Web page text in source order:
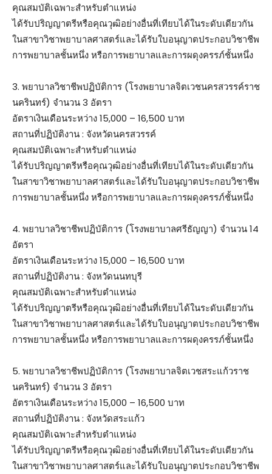
คุณสมบัติเฉพาะสำหรับตำแหน่ง
ได้รับปริญญาตรีหรือคุณวุฒิอย่างอื่นที่เทียบได้ในระดับเดียวกัน
ในสาขาวิชาพยาบาลศาสตร์และได้รับใบอนุญาตประกอบวิชาชีพ
การพยาบาลชั้นหนึ่ง หรือการพยาบาลและการผดุงครรภ์ชั้นหนึ่ง
3. พยาบาลวิชาชีพปฏิบัติการ (โรงพยาบาลจิตเวชนครสวรรค์ราช
นครินทร์) จำนวน 3 อัตรา
อัตราเงินเดือนระหว่าง 15,000 – 16,500 บาท
สถานที่ปฏิบัติงาน : จังหวัดนครสวรรค์
คุณสมบัติเฉพาะสำหรับตำแหน่ง
ได้รับปริญญาตรีหรือคุณวุฒิอย่างอื่นที่เทียบได้ในระดับเดียวกัน
ในสาขาวิชาพยาบาลศาสตร์และได้รับใบอนุญาตประกอบวิชาชีพ
การพยาบาลชั้นหนึ่ง หรือการพยาบาลและการผดุงครรภ์ชั้นหนึ่ง
4. พยาบาลวิชาชีพปฏิบัติการ (โรงพยาบาลศรีธัญญา) จำนวน 14
อัตรา
อัตราเงินเดือนระหว่าง 15,000 – 16,500 บาท
สถานที่ปฏิบัติงาน : จังหวัดนนทบุรี
คุณสมบัติเฉพาะสำหรับตำแหน่ง
ได้รับปริญญาตรีหรือคุณวุฒิอย่างอื่นที่เทียบได้ในระดับเดียวกัน
ในสาขาวิชาพยาบาลศาสตร์และได้รับใบอนุญาตประกอบวิชาชีพ
การพยาบาลชั้นหนึ่ง หรือการพยาบาลและการผดุงครรภ์ชั้นหนึ่ง
5. พยาบาลวิชาชีพปฏิบัติการ (โรงพยาบาลจิตเวชสระแก้วราช
นครินทร์) จำนวน 3 อัตรา
อัตราเงินเดือนระหว่าง 15,000 – 16,500 บาท
สถานที่ปฏิบัติงาน : จังหวัดสระแก้ว
คุณสมบัติเฉพาะสำหรับตำแหน่ง
ได้รับปริญญาตรีหรือคุณวุฒิอย่างอื่นที่เทียบได้ในระดับเดียวกัน
ในสาขาวิชาพยาบาลศาสตร์และได้รับใบอนุญาตประกอบวิชาชีพ